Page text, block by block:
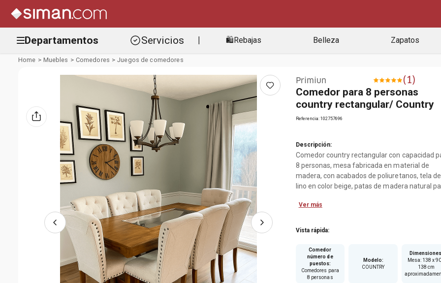
Departamentos Servicios 🛍️Rebajas Belleza Zapatos
Muebles Comedores Juegos de comedores
Primiun ( 1)
Comedor para 8 personas
country rectangular/ Country
Referencia: 102757696
Descripción:
Comedor country rectangular con capacidad
8 personas, mesa fabricada en material de
madera, con acabados de poliuretanos, tela de
lino en color beige, patas de madera natural
y 8 sillas. Decora tu hogar y conviértelo en un
Primiun.
Ver más
Vista rápida:
Comedor
número de
puestos:
Comedores para
8 personas
Modelo:
COUNTRY
Dimensiones
Mesa: 138 x
138 cm